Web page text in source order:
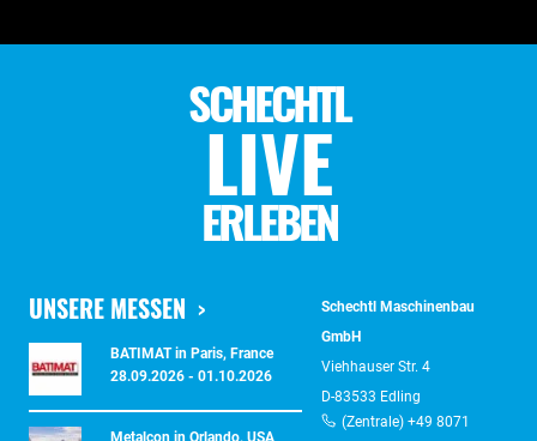
SCHECHTL
LIVE
ERLEBEN
UNSERE MESSEN
BATIMAT in Paris, France
28.09.2026 - 01.10.2026
Metalcon in Orlando, USA
Schechtl Maschinenbau
GmbH
Viehhauser Str. 4
D-83533 Edling
(Zentrale) +49 8071